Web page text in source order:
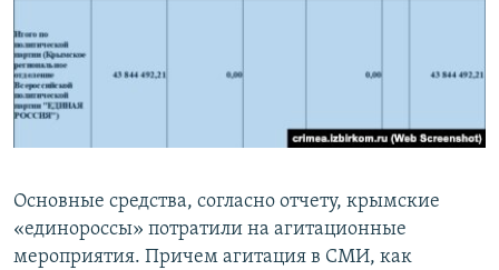
Основные средства, согласно отчету, крымские
«единороссы» потратили на агитационные
мероприятия. Причем агитация в СМИ, как